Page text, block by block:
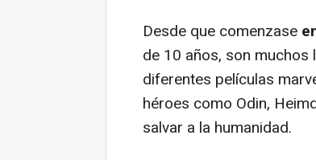
Desde que comenzase
de 10 años, son
diferentes películas
héroes como Odin,
salvar a la humanidad.